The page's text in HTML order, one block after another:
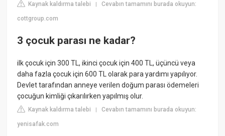
Kaynak kaldırma talebi |Cevabın tamamını burada okuyun:
cottgroup.com
3 çocuk parası ne kadar?
ilk çocuk için 300 TL, ikinci çocuk için 400 TL, üçüncü veya
daha fazla çocuk için 600 TL olarak para yardımı yapılıyor.
Devlet tarafından anneye verilen doğum parası ödemeleri
çocuğun kimliği çıkarılırken yapılmış olur.
Kaynak kaldırma talebi |Cevabın tamamını burada okuyun:
yenisafak.com